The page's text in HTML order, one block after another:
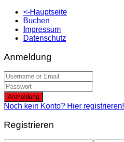
<-Hauptseite
Buchen
Impressum
Datenschutz
Anmeldung
Anmeldung
Noch kein Konto? Hier registrieren!
Registrieren